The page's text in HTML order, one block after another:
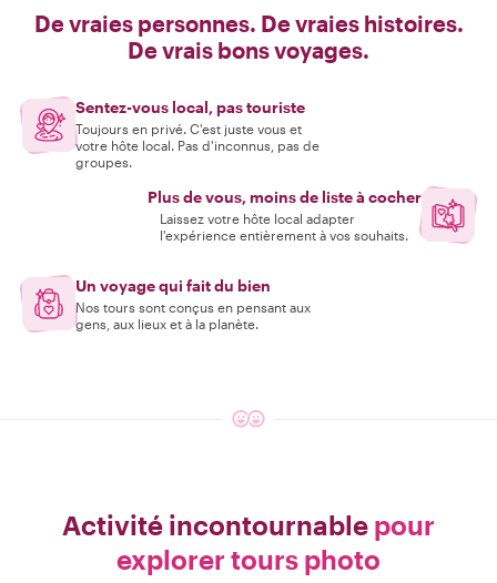
De vraies personnes. De vraies histoires.
De vrais bons voyages.
Sentez-vous local, pas touriste
Toujours en privé. C'est juste vous et
votre hôte local. Pas d'inconnus, pas de
groupes.
Plus de vous, moins de liste à cocher
Laissez votre hôte local adapter
l'expérience entièrement à vos souhaits.
Un voyage qui fait du bien
Nos tours sont conçus en pensant aux
gens, aux lieux et à la planète.
Activité incontournable pour
explorer tours photo